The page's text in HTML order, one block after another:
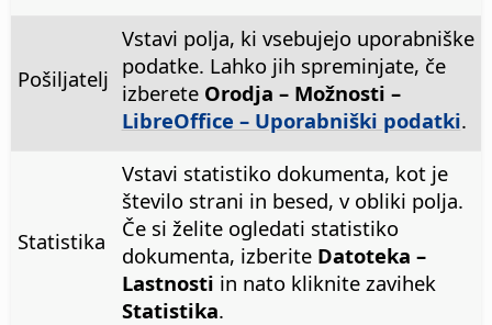
Pošiljatelj
Vstavi polja, ki vsebujejo uporabniške
podatke. Lahko jih spreminjate, če
izberete Orodja – Možnosti –
LibreOffice – Uporabniški podatki.
Statistika
Vstavi statistiko dokumenta, kot je
število strani in besed, v obliki polja.
Če si želite ogledati statistiko
dokumenta, izberite Datoteka –
Lastnosti in nato kliknite zavihek
Statistika.